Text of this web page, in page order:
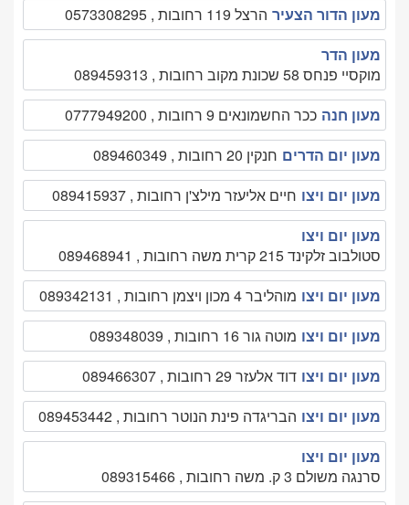
מעון הדור הצעיר הרצל 119 רחובות , 0573308295
מעון הדר
מוקסיי פנחס 58 שכונת מקוב רחובות , 089459313
מעון חנה ככר החשמונאים 9 רחובות , 0777949200
מעון יום הדרים חנקין 20 רחובות , 089460349
מעון יום ויצו חיים אליעזר מילצ'ן רחובות , 089415937
מעון יום ויצו
סטולבוב זלקינד 215 קרית משה רחובות , 089468941
מעון יום ויצו מוהליבר 4 מכון ויצמן רחובות , 089342131
מעון יום ויצו מוטה גור 16 רחובות , 089348039
מעון יום ויצו דוד אלעזר 29 רחובות , 089466307
מעון יום ויצו הבריגדה פינת הנוטר רחובות , 089453442
מעון יום ויצו
סרנגה משולם 3 ק. משה רחובות , 089315466